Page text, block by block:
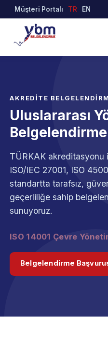
Müşteri Portalı TR EN
AKREDİTE
Uluslararası
TÜRKAK akreditasyonu
ISO/IEC 27001, ISO
standartta tarafsız,
geçerliliğe sahip
sunuyoruz.
ISO 45001 İş Sağlığı ve
Belgelendirme